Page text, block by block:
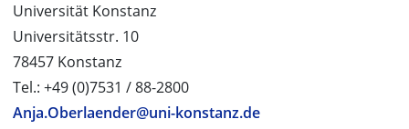
Universität Konstanz
Universitätsstr. 10
78457 Konstanz
Tel.: +49 (0)7531 / 88-2800
Anja.Oberlaender@uni-konstanz.de